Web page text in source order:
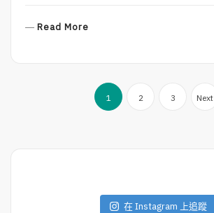
Read More
文
1 2 3 Next
在 Instagram 上追蹤